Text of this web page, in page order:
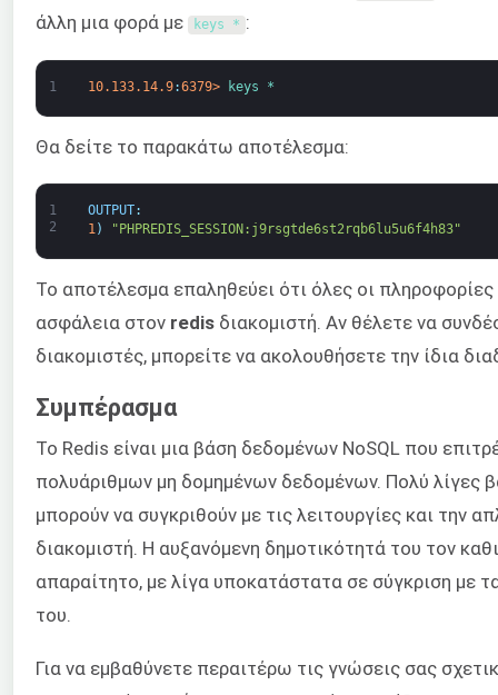
άλλη μια φορά με
keys * :
1 10.133.14.9:6379> keys *
Θα δείτε το παρακάτω αποτέλεσμα:
1
2
OUTPUT:
1) "PHPREDIS_SESSION:j9rsgtde6st2rqb6lu5u6f4h83"
Το αποτέλεσμα επαληθεύει ότι όλες οι πληροφορίες
ασφάλεια στον redis διακομιστή. Αν θέλετε να
διακομιστές, μπορείτε να ακολουθήσετε την ίδια
Συμπέρασμα
Το Redis είναι μια βάση δεδομένων NoSQL που
πολυάριθμων μη δομημένων δεδομένων. Πολύ λίγες
μπορούν να συγκριθούν με τις λειτουργίες και την
διακομιστή. Η αυξανόμενη δημοτικότητά του τον
απαραίτητο, με λίγα υποκατάστατα σε σύγκριση με
του.
Για να εμβαθύνετε περαιτέρω τις γνώσεις σας